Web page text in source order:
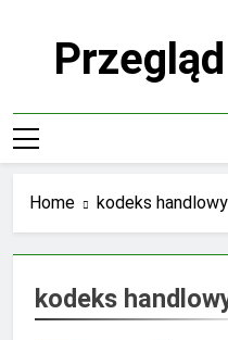
Home kodeks handlowy
kodeks